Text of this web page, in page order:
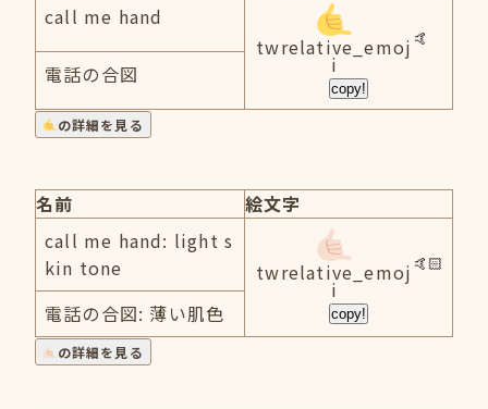
call me hand
twrelative_emoj
i
copy!
電話の合図
の詳細を見る
名前
絵文字
call me hand: light s
kin tone
twrelative_emoj
i
copy!
電話の合図: 薄い肌色
の詳細を見る